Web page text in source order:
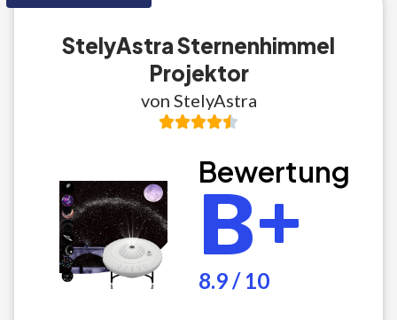
StelyAstra Sternenhimmel
Projektor
von StelyAstra
Bewertung
B+
8.9 / 10